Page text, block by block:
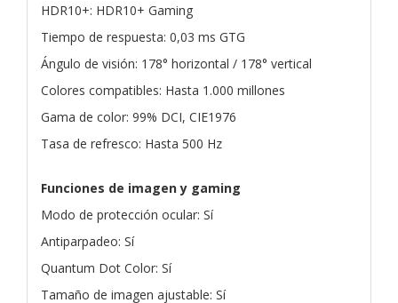
HDR10+: HDR10+ Gaming
Tiempo de respuesta: 0,03 ms GTG
Ángulo de visión: 178° horizontal / 178° vertical
Colores compatibles: Hasta 1.000 millones
Gama de color: 99% DCI, CIE1976
Tasa de refresco: Hasta 500 Hz
Funciones de imagen y gaming
Modo de protección ocular: Sí
Antiparpadeo: Sí
Quantum Dot Color: Sí
Tamaño de imagen ajustable: Sí